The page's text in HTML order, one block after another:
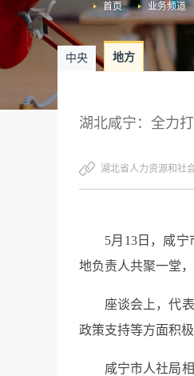
业务频道
首页
中央 地方
湖北咸宁：全力
湖北省人力资源和社
5月13日，咸
地负责人共聚一堂
座谈会上，代
政策支持等方面积
咸宁市人社局